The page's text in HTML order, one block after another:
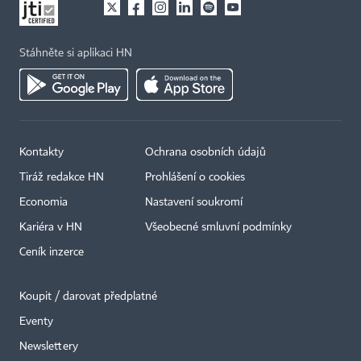
Stáhněte si aplikaci HN
Kontakty
Tiráž redakce HN
Economia
Kariéra v HN
Ceník inzerce
Ochrana osobních údajů
Prohlášení o cookies
Nastavení soukromí
Všeobecné smluvní podmínky
Koupit / darovat předplatné
Eventy
Newslettery